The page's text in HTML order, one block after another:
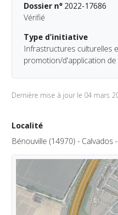
Dossier n° 2022-17686
Vérifié
Type d'initiative
Infrastructures culturelles
promotion/d'application de
Dernière mise à jour le 04 mars
Localité
Bénouville (14970) - Calvados